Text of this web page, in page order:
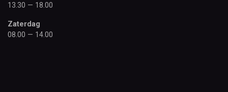
13.30 — 18.00
Zaterdag
08.00 — 14.00